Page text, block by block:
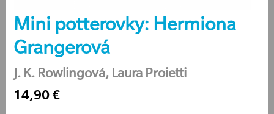
Mini potterovky: Hermiona
Grangerová
J. K. Rowlingová, Laura Proietti
14,90 €